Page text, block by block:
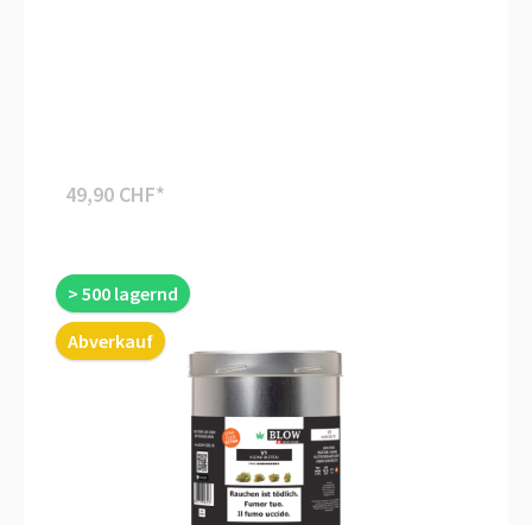
49,90 CHF*
> 500 lagernd
Abverkauf